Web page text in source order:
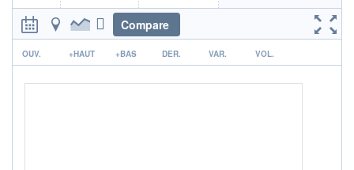
OUVERTURE
0,1023
CLÔTURE VEILLE
0,1025 0,1021
Compare
r
OUV. +HAUT +BAS DER. VAR. VOL.